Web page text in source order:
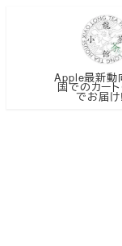
Apple最新動
国でのカー
でお届